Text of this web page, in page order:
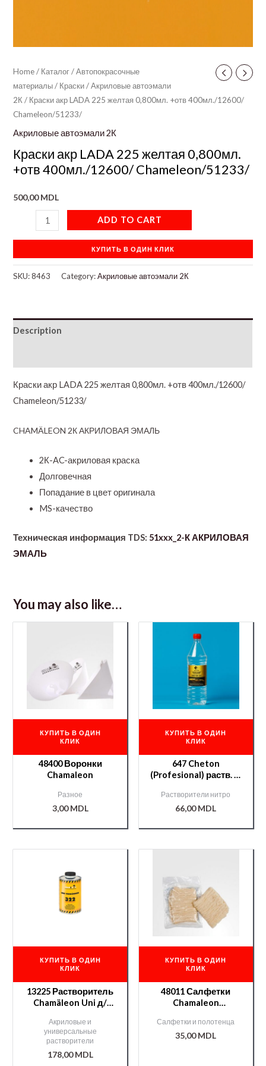
Home/ Каталог/Автопокрасочные
материалы/ Краски/Акриловые автоэмали
2К / Краски акр LADA 225 желтая 0,800мл. +отв 400мл./12600/
Chameleon/51233/
Акриловые автоэмали 2К
Краски акр LADA 225 желтая 0,800мл.
+отв 400мл./12600/ Chameleon/51233/
500,00MDL
ADD TO CART
КУПИТЬ В ОДИН КЛИК
SKU:8463 Category:Акриловые автоэмали 2К
Description
Краски акр LADA 225 желтая 0,800мл. +отв 400мл./12600/
Chameleon/51233/
CHAMÄLEON 2К АКРИЛОВАЯ ЭМАЛЬ
2К-AC-акриловая краска
Долговечная
Попадание в цвет оригинала
MS-качество
Техническая информация TDS: 51xxx_2-К АКРИЛОВАЯ
ЭМАЛЬ
You may also like…
КУПИТЬ В ОДИН
КЛИК
48400 Воронки
Chamaleon
Разное
3,00MDL
КУПИТЬ В ОДИН
КЛИК
647 Cheton
(Profesional) раств. —
Растворители нитро
66,00MDL
КУПИТЬ В ОДИН
КЛИК
13225 Растворитель
Chamäleon Uni д/
— 1л.
Акриловые и
универсальные
растворители
178,00MDL
КУПИТЬ В ОДИН
КЛИК
48011 Салфетки
Chamaleon
Салфетки и полотенца
35,00MDL